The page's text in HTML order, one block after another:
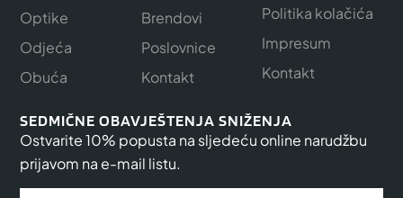
Optike
Odjeća
Obuća
Brendovi
Poslovnice
Kontakt
Politika kolačića
Impresum
Kontakt
SEDMIČNE OBAVJEŠTENJA SNIŽENJA
Ostvarite 10% popusta na sljedeću online narudžbu
prijavom na e-mail listu.